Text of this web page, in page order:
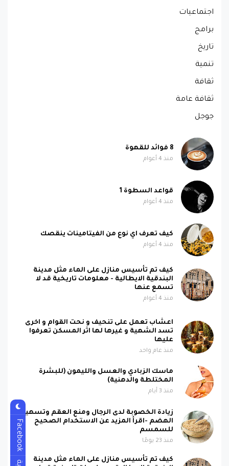
اجتماعيات
برامج
تاريخ
تنمية
ثقافة
ثقافة عامة
جوجل
8 فوائد للقهوة
منذ 4 أعوام
قواعد السطوة 1
منذ 4 أعوام
كيف تعرف اي نوع من الفيتامينات ينقصك
منذ 4 أعوام
كيف تم تأسيس منازل على الماء مثل مدينة
البندقية الايطالية - معلومات تاريخية قد لا
تسمع عنها
منذ 4 أعوام
اعشاب تعمل على تنحيف و نحت القوام و اخرى
تسد الشهية و غيرها لها اثر المسكن تعرفوا
عليها
منذ عام واحد
ماسك الزبادي والعسل والليمون (للبشرة
المختلطة والدهنية)
منذ 3 أيام
زيادة الخصوبة لدى الرجال ومنع العقم وتسهيل
الهضم -اقرأ المزيد عن الاستخدام الصحيح
للسمسم
منذ 23 يومًا
كيف تم تأسيس منازل على الماء مثل مدينة
Facebook